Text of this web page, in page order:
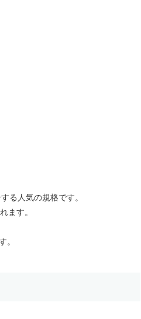
る人気の規格です。
ます。
。